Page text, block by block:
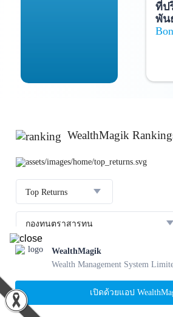
ที่ป
พัน
WealthMagik
Top Returns
กองทุนตราสารทุน
กองทุน บลจ.
1
SCBBANKINGE
WealthMagik
Wealth Management System
เปิดด้วยแอป